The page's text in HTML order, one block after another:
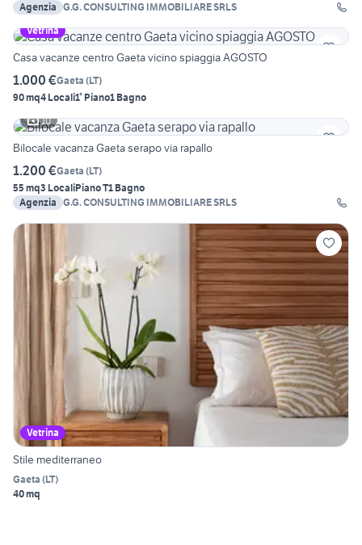
Agenzia G.G. CONSULTING IMMOBILIARE SRLS
Vetrina
Casa vacanze centro Gaeta vicino spiaggia AGOSTO
1.000 €Gaeta (LT)
90 mq4 Locali1° Piano1 Bagno
10
Bilocale vacanza Gaeta serapo via rapallo
1.200 €Gaeta (LT)
55 mq3 LocaliPiano T1 Bagno
Agenzia G.G. CONSULTING IMMOBILIARE SRLS
Vetrina
Stile mediterraneo
Gaeta (LT)
40 mq